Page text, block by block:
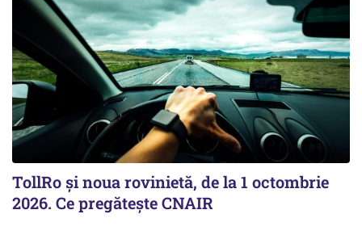
TollRo şi noua rovinietă, de la 1 octombrie
2026. Ce pregăteşte CNAIR